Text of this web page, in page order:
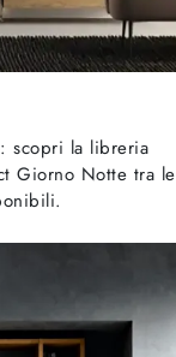
scopri la libreria
Giorno Notte tra le